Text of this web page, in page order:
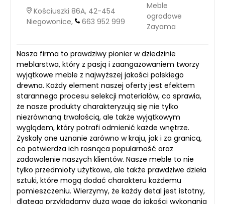
Kościuszki 86A, 42-454
Niegowonice,
663 952 999
Meble
ogrodowe
Zayama
Nasza firma to prawdziwy pionier w dziedzinie
meblarstwa, który z pasją i zaangażowaniem tworzy
wyjątkowe meble z najwyższej jakości polskiego
drewna. Każdy element naszej oferty jest efektem
starannego procesu selekcji materiałów, co sprawia,
że nasze produkty charakteryzują się nie tylko
niezrównaną trwałością, ale także wyjątkowym
wyglądem, który potrafi odmienić każde wnętrze.
Zyskały one uznanie zarówno w kraju, jak i za granicą,
co potwierdza ich rosnąca popularność oraz
zadowolenie naszych klientów. Nasze meble to nie
tylko przedmioty użytkowe, ale także prawdziwe dzieła
sztuki, które mogą dodać charakteru każdemu
pomieszczeniu. Wierzymy, że każdy detal jest istotny,
dlatego przykładamy dużą wagę do jakości wykonania